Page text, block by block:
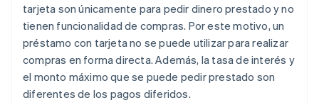
tarjeta son únicamente para pedir dinero prestado y no
tienen funcionalidad de compras. Por este motivo, un
préstamo con tarjeta no se puede utilizar para realizar
compras en forma directa. Además, la tasa de interés y
el monto máximo que se puede pedir prestado son
diferentes de los pagos diferidos.